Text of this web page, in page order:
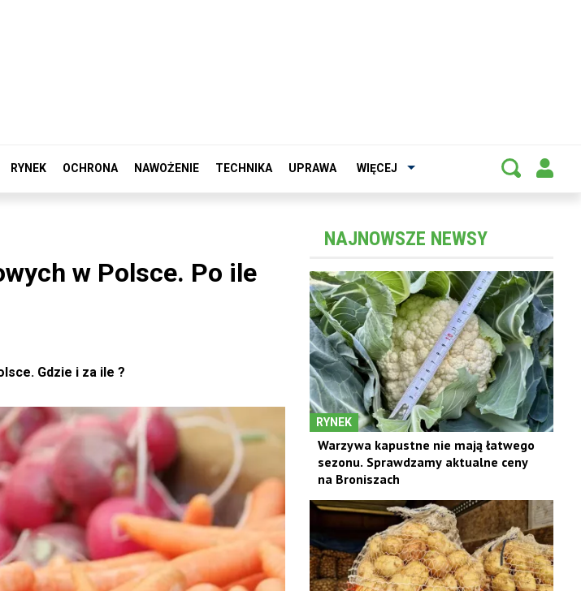
RYNEK OCHRONA NAWOŻENIE TECHNIKA UPRAWA WIĘCEJ
w Polsce. Po ile
Gdzie i za ile ?
NAJNOWSZE NEWSY
RYNEK
Warzywa kapustne nie mają łatwego
sezonu. Sprawdzamy aktualne ceny
na Broniszach